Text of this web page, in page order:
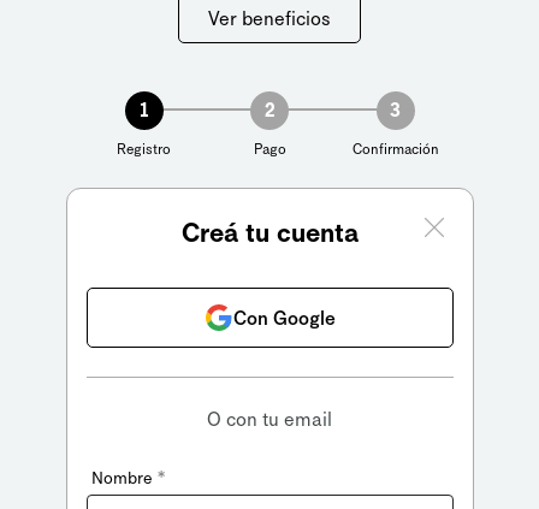
Ver beneficios
1
Registro
2
Pago
3
Confirmación
Creá tu cuenta
Con Google
O con tu email
Nombre *